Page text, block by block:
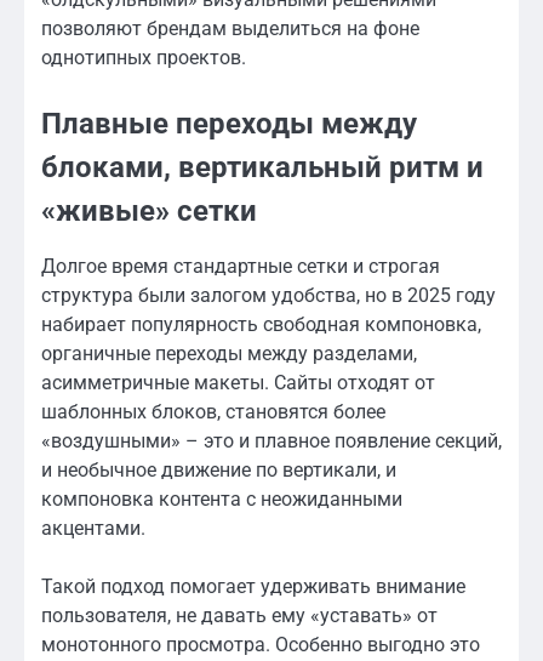
позволяют брендам выделиться на фоне
однотипных проектов.
Плавные переходы между
блоками, вертикальный ритм и
«живые» сетки
Долгое время стандартные сетки и строгая
структура были залогом удобства, но в 2025 году
набирает популярность свободная компоновка,
органичные переходы между разделами,
асимметричные макеты. Сайты отходят от
шаблонных блоков, становятся более
«воздушными» – это и плавное появление секций,
и необычное движение по вертикали, и
компоновка контента с неожиданными
акцентами.
Такой подход помогает удерживать внимание
пользователя, не давать ему «уставать» от
монотонного просмотра. Особенно выгодно это